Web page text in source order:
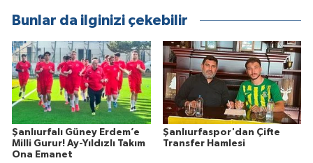
Bunlar da ilginizi çekebilir
Şanlıurfalı Güney Erdem’e
Milli Gurur! Ay-Yıldızlı Takım
Ona Emanet
Şanlıurfaspor'dan Çifte
Transfer Hamlesi